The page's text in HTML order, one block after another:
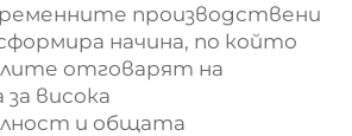
производствени
начина, по който
отговарят на
висока
и общата